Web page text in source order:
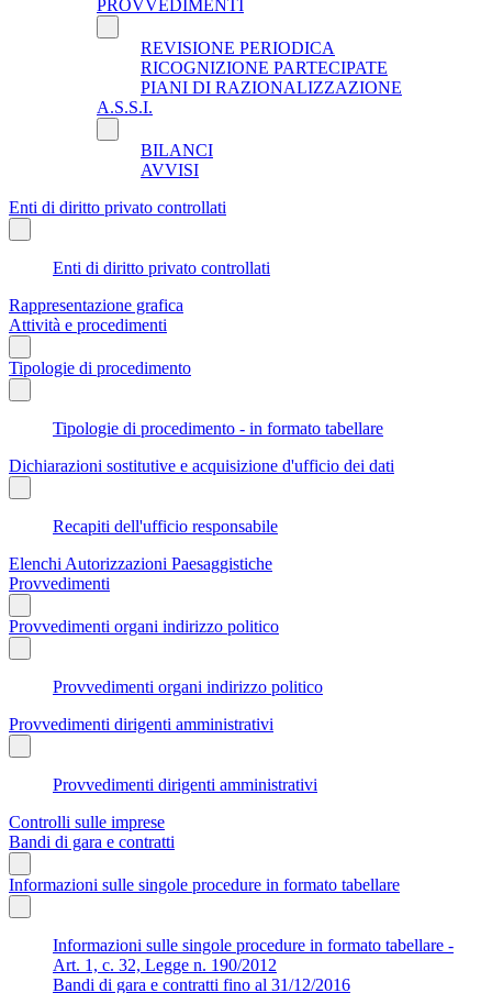
PROVVEDIMENTI
REVISIONE PERIODICA
RICOGNIZIONE PARTECIPATE
PIANI DI RAZIONALIZZAZIONE
A.S.S.I.
BILANCI
AVVISI
Enti di diritto privato controllati
Enti di diritto privato controllati
Rappresentazione grafica
Attività e procedimenti
Tipologie di procedimento
Tipologie di procedimento - in formato tabellare
Dichiarazioni sostitutive e acquisizione d'ufficio dei dati
Recapiti dell'ufficio responsabile
Elenchi Autorizzazioni Paesaggistiche
Provvedimenti
Provvedimenti organi indirizzo politico
Provvedimenti organi indirizzo politico
Provvedimenti dirigenti amministrativi
Provvedimenti dirigenti amministrativi
Controlli sulle imprese
Bandi di gara e contratti
Informazioni sulle singole procedure in formato tabellare
Informazioni sulle singole procedure in formato tabellare -
Art. 1, c. 32, Legge n. 190/2012
Bandi di gara e contratti fino al 31/12/2016